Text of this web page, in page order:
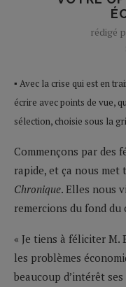
rédigé
▪ Avec la crise qui est en
écrire avec points de vue,
sélection, choisie sous la
Commençons par des
rapide, et ça nous met
Chronique. Elles nous
remercions du fond du
« Je tiens à féliciter
les problèmes
beaucoup d’intérêt